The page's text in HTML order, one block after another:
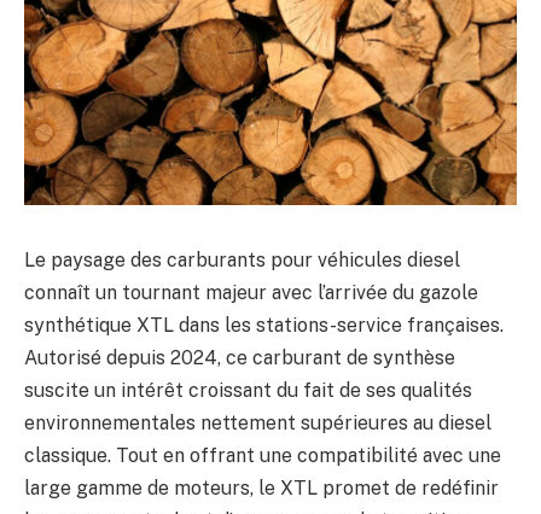
Le paysage des carburants pour véhicules diesel
connaît un tournant majeur avec l’arrivée du gazole
synthétique XTL dans les stations-service françaises.
Autorisé depuis 2024, ce carburant de synthèse
suscite un intérêt croissant du fait de ses qualités
environnementales nettement supérieures au diesel
classique. Tout en offrant une compatibilité avec une
large gamme de moteurs, le XTL promet de redéfinir